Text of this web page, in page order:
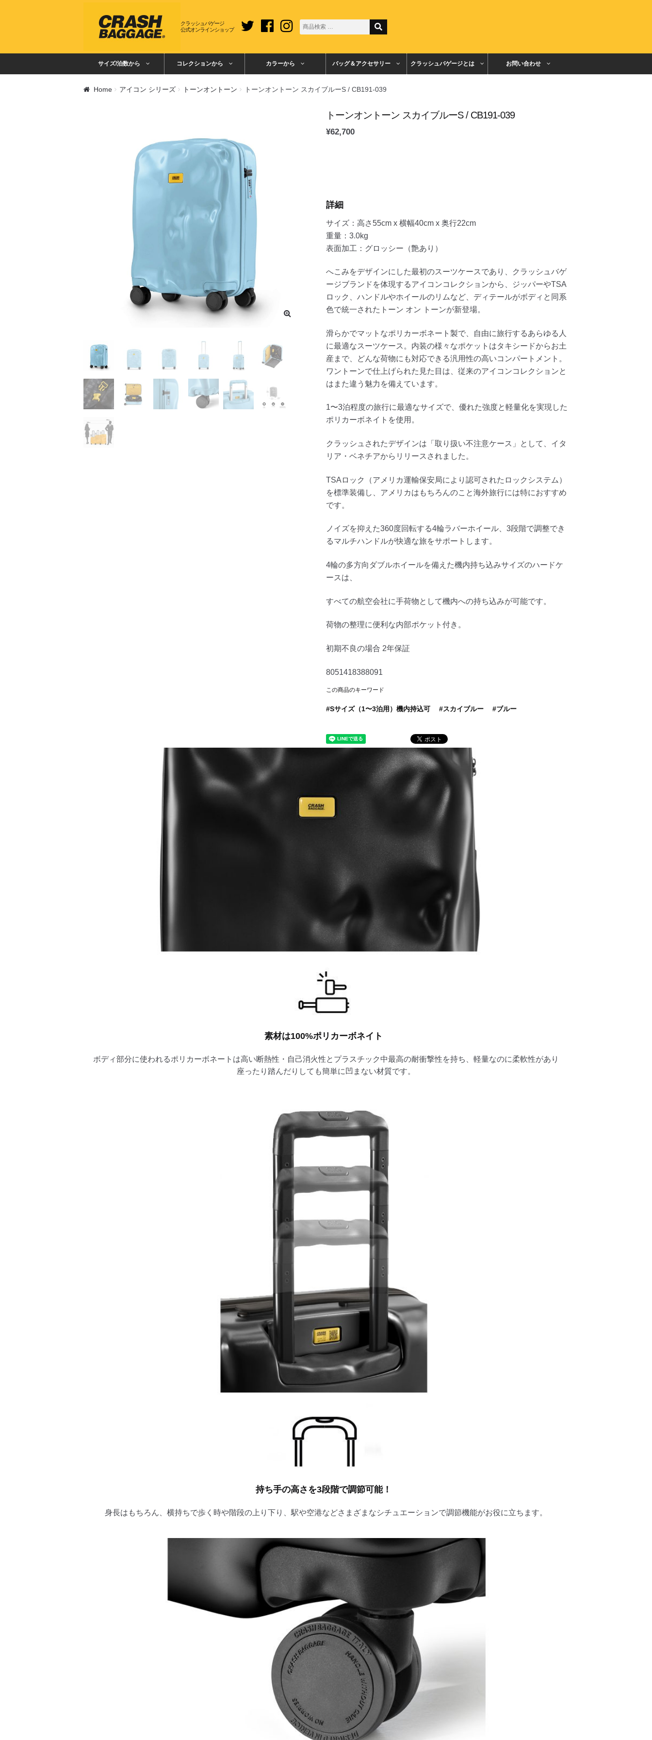
クラッシュバゲージ
公式オンラインショップ
サイズ/泊数から コレクションから カラーから バッグ＆アクセサリー クラッシュバゲージとは お問い合わせ
Home アイコン シリーズ トーンオントーン トーンオントーン スカイブルーS / CB191-039
トーンオントーン スカイブルーS / CB191-039
¥62,700
詳細
サイズ：高さ55cm x 横幅40cm x 奥行22cm
重量：3.0kg
表面加工：グロッシー（艶あり）
へこみをデザインにした最初のスーツケースであり、クラッシュバゲ
ージブランドを体現するアイコンコレクションから、ジッパーやTSA
ロック、ハンドルやホイールのリムなど、ディテールがボディと同系
色で統一されたトーン オン トーンが新登場。
滑らかでマットなポリカーボネート製で、自由に旅行するあらゆる人
に最適なスーツケース。内装の様々なポケットはタキシードからお土
産まで、どんな荷物にも対応できる汎用性の高いコンパートメント。
ワントーンで仕上げられた見た目は、従来のアイコンコレクションと
はまた違う魅力を備えています。
1〜3泊程度の旅行に最適なサイズで、優れた強度と軽量化を実現した
ポリカーボネイトを使用。
クラッシュされたデザインは「取り扱い不注意ケース」として、イタ
リア・ベネチアからリリースされました。
TSAロック（アメリカ運輸保安局により認可されたロックシステム）
を標準装備し、アメリカはもちろんのこと海外旅行には特におすすめ
です。
ノイズを抑えた360度回転する4輪ラバーホイール、3段階で調整でき
るマルチハンドルが快適な旅をサポートします。
4輪の多方向ダブルホイールを備えた機内持ち込みサイズのハードケ
ースは、
すべての航空会社に手荷物として機内への持ち込みが可能です。
荷物の整理に便利な内部ポケット付き。
初期不良の場合 2年保証
8051418388091
この商品のキーワード
Sサイズ（1〜3泊用）機内持込可 スカイブルー ブルー
素材は100%ポリカーボネイト
ボディ部分に使われるポリカーボネートは高い断熱性・自己消火性とプラスチック中最高の耐衝撃性を持ち、軽量なのに柔軟性があり
座ったり踏んだりしても簡単に凹まない材質です。
持ち手の高さを3段階で調節可能！
身長はもちろん、横持ちで歩く時や階段の上り下り、駅や空港などさまざまなシチュエーションで調節機能がお役に立ちます。